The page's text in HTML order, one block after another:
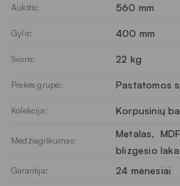
Aukštis: 560 mm
Gylis: 400 mm
Svoris: 22 kg
Prekės grupė: Pastatomos
Kolekcija: Korpusinių
Medžiagiškumas:
Metalas, MDF
blizgesio
Garantija: 24 mėnesiai